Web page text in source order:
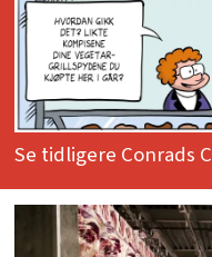
Se tidligere Conrads